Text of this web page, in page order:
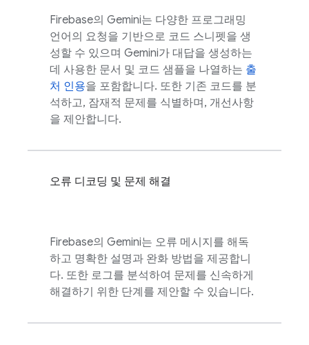
Firebase의 Gemini는 다양한 프로그래밍
언어의 요청을 기반으로 코드 스니펫을 생
성할 수 있으며 Gemini가 대답을 생성하는
데 사용한 문서 및 코드 샘플을 나열하는 출
처 인용을 포함합니다. 또한 기존 코드를 분
석하고, 잠재적 문제를 식별하며, 개선사항
을 제안합니다.
오류 디코딩 및 문제 해결
Firebase의 Gemini는 오류 메시지를 해독
하고 명확한 설명과 완화 방법을 제공합니
다. 또한 로그를 분석하여 문제를 신속하게
해결하기 위한 단계를 제안할 수 있습니다.